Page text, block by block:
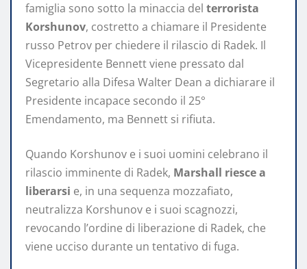
famiglia sono sotto la minaccia del terrorista
Korshunov, costretto a chiamare il Presidente
russo Petrov per chiedere il rilascio di Radek. Il
Vicepresidente Bennett viene pressato dal
Segretario alla Difesa Walter Dean a dichiarare il
Presidente incapace secondo il 25°
Emendamento, ma Bennett si rifiuta.
Quando Korshunov e i suoi uomini celebrano il
rilascio imminente di Radek, Marshall riesce a
liberarsi e, in una sequenza mozzafiato,
neutralizza Korshunov e i suoi scagnozzi,
revocando l’ordine di liberazione di Radek, che
viene ucciso durante un tentativo di fuga.